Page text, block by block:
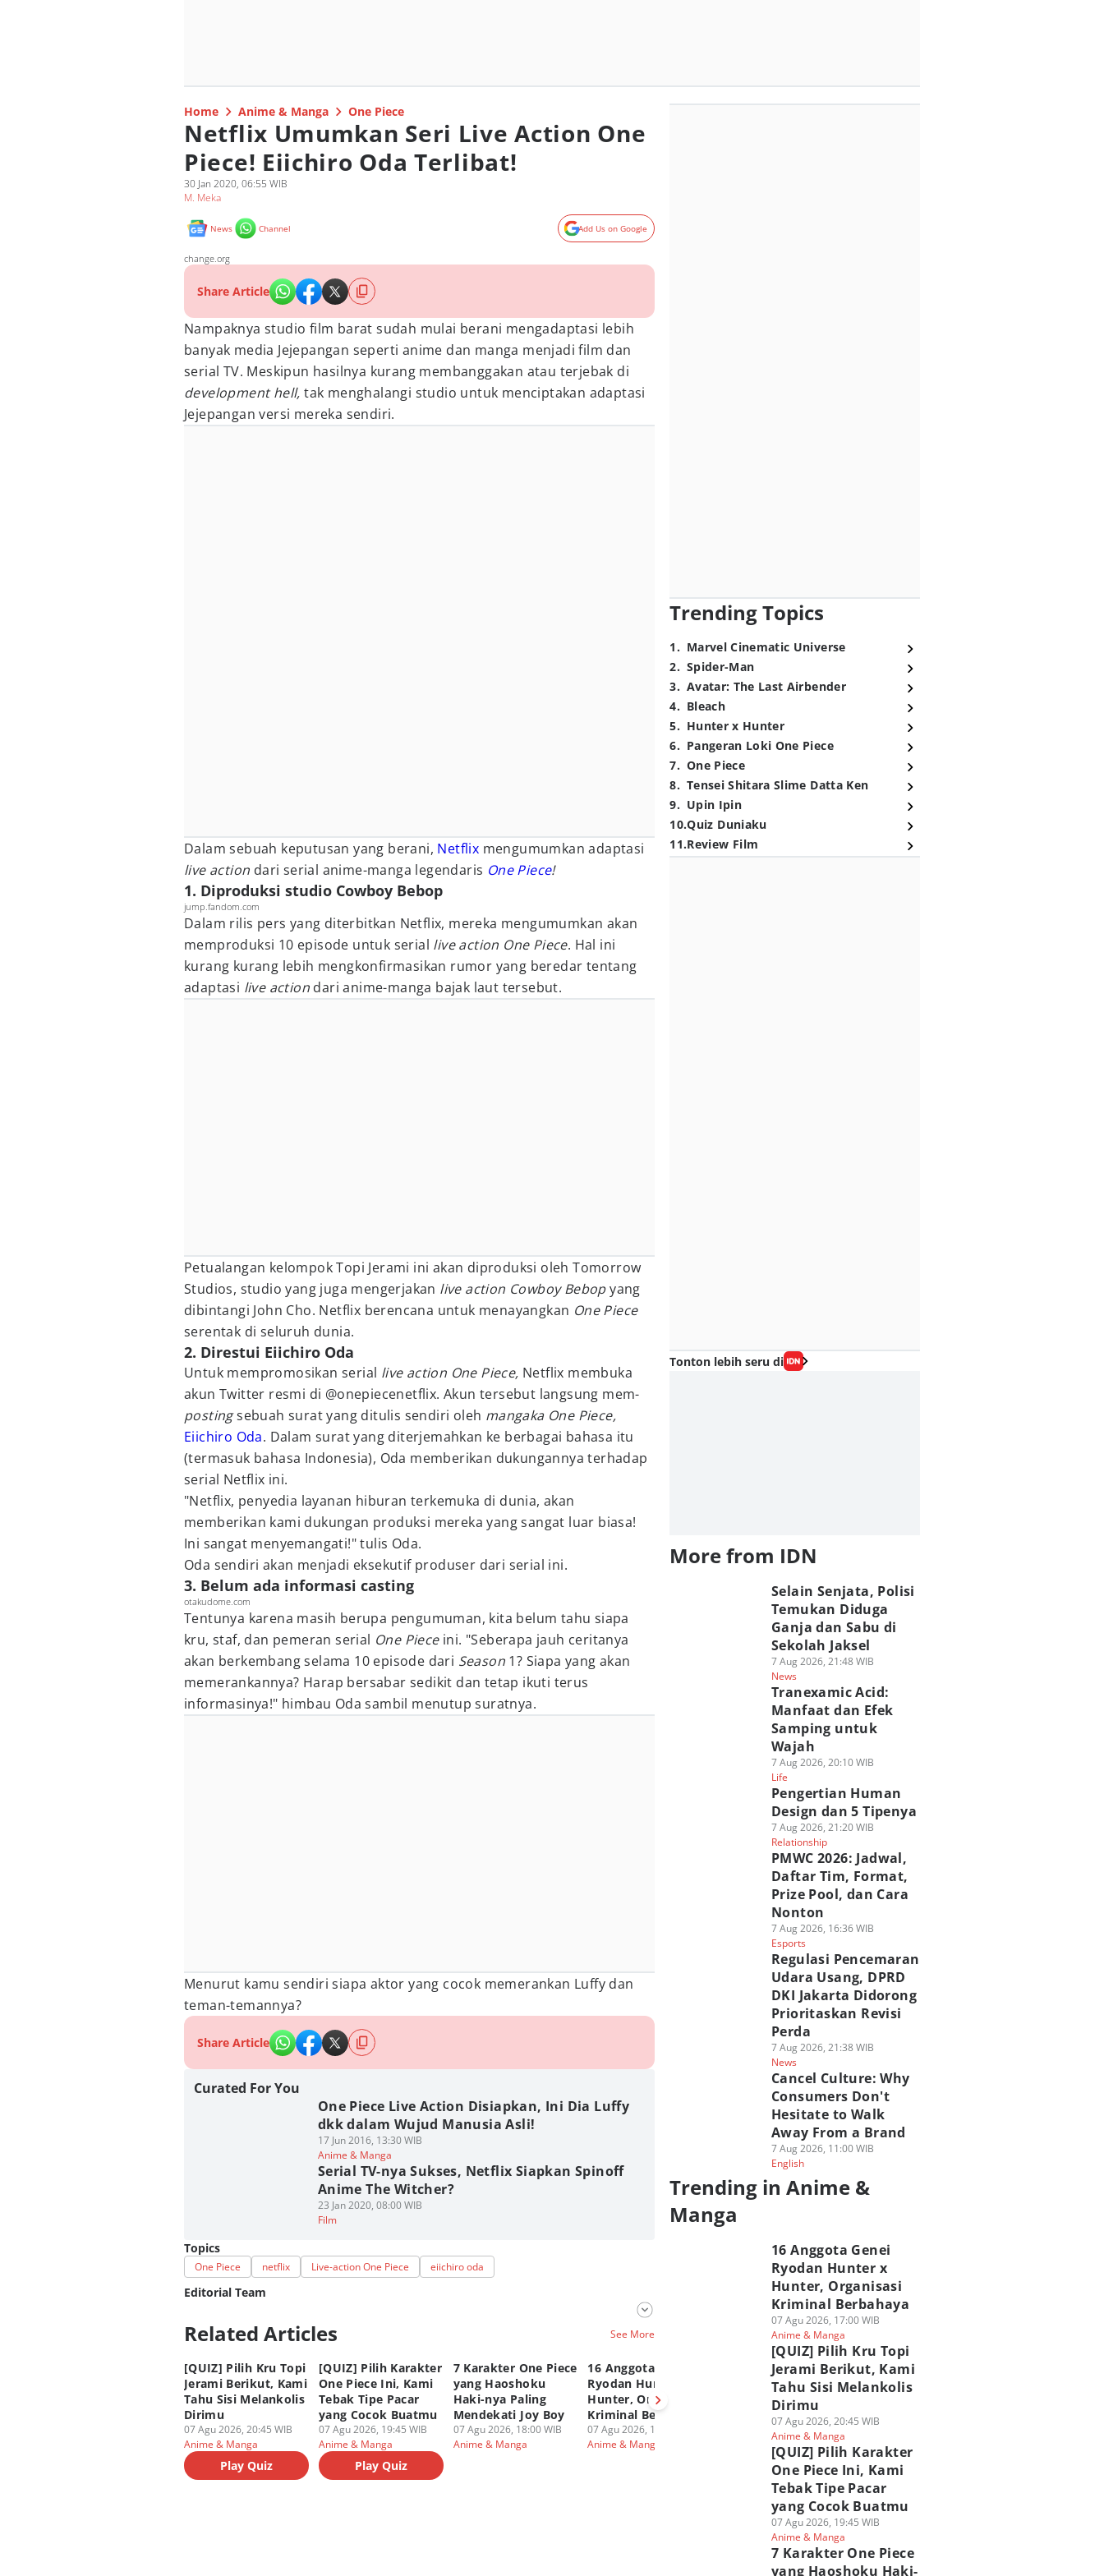
Home Anime & Manga One Piece
Netflix Umumkan Seri Live Action One
Piece! Eiichiro Oda Terlibat!
30 Jan 2020, 06:55 WIB
M. Meka
News Channel Add Us on Google
change.org
Share Article
Nampaknya studio film barat sudah mulai berani mengadaptasi lebih
banyak media Jejepangan seperti anime dan manga menjadi film dan
serial TV. Meskipun hasilnya kurang membanggakan atau terjebak di
development hell, tak menghalangi studio untuk menciptakan adaptasi
Jejepangan versi mereka sendiri.
Dalam sebuah keputusan yang berani, Netflix mengumumkan adaptasi
live action dari serial anime-manga legendaris One Piece!
1. Diproduksi studio Cowboy Bebop
jump.fandom.com
Dalam rilis pers yang diterbitkan Netflix, mereka mengumumkan akan
memproduksi 10 episode untuk serial live action One Piece. Hal ini
kurang kurang lebih mengkonfirmasikan rumor yang beredar tentang
adaptasi live action dari anime-manga bajak laut tersebut.
Petualangan kelompok Topi Jerami ini akan diproduksi oleh Tomorrow
Studios, studio yang juga mengerjakan live action Cowboy Bebopyang
dibintangi John Cho. Netflix berencana untuk menayangkan One Piece
serentak di seluruh dunia.
2. Direstui Eiichiro Oda
Untuk mempromosikan serial live action One Piece, Netflix membuka
akun Twitter resmi di @onepiecenetflix. Akun tersebut langsung mem-
postingsebuah surat yang ditulis sendiri oleh mangaka One Piece,
Eiichiro Oda. Dalam surat yang diterjemahkan ke berbagai bahasa itu
(termasuk bahasa Indonesia), Oda memberikan dukungannya terhadap
serial Netflix ini.
"Netflix, penyedia layanan hiburan terkemuka di dunia, akan
memberikan kami dukungan produksi mereka yang sangat luar biasa!
Ini sangat menyemangati!" tulis Oda.
Oda sendiri akan menjadi eksekutif produser dari serial ini.
3. Belum ada informasi casting
otakudome.com
Tentunya karena masih berupa pengumuman, kita belum tahu siapa
kru, staf, dan pemeran serial One Pieceini. "Seberapa jauh ceritanya
akan berkembang selama 10 episode dari Season 1? Siapa yang akan
memerankannya? Harap bersabar sedikit dan tetap ikuti terus
informasinya!" himbau Oda sambil menutup suratnya.
Menurut kamu sendiri siapa aktor yang cocok memerankan Luffy dan
teman-temannya?
Share Article
Curated For You
One Piece Live Action Disiapkan, Ini Dia Luffy
dkk dalam Wujud Manusia Asli!
17 Jun 2016, 13:30 WIB
Anime & Manga
Serial TV-nya Sukses, Netflix Siapkan Spinoff
Anime The Witcher?
23 Jan 2020, 08:00 WIB
Film
Topics
One Piece netflix Live-action One Piece eiichiro oda
Editorial Team
Editor
M. Meka
Editor
Fahrul Razi Uni Nurullah
Related Articles See More
[QUIZ] Pilih Kru Topi
Jerami Berikut, Kami
Tahu Sisi Melankolis
Dirimu
07 Agu 2026, 20:45 WIB
Anime & Manga
Play Quiz
[QUIZ] Pilih Karakter
One Piece Ini, Kami
Tebak Tipe Pacar
yang Cocok Buatmu
07 Agu 2026, 19:45 WIB
Anime & Manga
Play Quiz
7 Karakter One Piece
yang Haoshoku
Haki-nya Paling
Mendekati Joy Boy
07 Agu 2026, 18:00 WIB
Anime & Manga
16 Anggota Genei
Ryodan Hunter x
Hunter, Organisasi
Kriminal Berbahaya
07 Agu 2026, 17:00 WIB
Anime & Manga
6 Kekuatan Nen
yang Sederhana tapi
Kuat di Hunter x
07 Agu 2026, 16:00 WIB
Anime & Manga
Polls
3 Kemungkinan
Peningkatan
One Piece! Bisa
Lebih OP?
07 Agu 2026, 09:00 WIB
Anime & Manga
Trending Topics
1. Marvel Cinematic Universe
2. Spider-Man
3. Avatar: The Last Airbender
4. Bleach
5. Hunter x Hunter
6. Pangeran Loki One Piece
7. One Piece
8. Tensei Shitara Slime Datta Ken
9. Upin Ipin
10.Quiz Duniaku
11.Review Film
Tonton lebih seru di
More from IDN
Selain Senjata, Polisi
Temukan Diduga
Ganja dan Sabu di
Sekolah Jaksel
7 Aug 2026, 21:48 WIB
News
Tranexamic Acid:
Manfaat dan Efek
Samping untuk
Wajah
7 Aug 2026, 20:10 WIB
Life
Pengertian Human
Design dan 5 Tipenya
7 Aug 2026, 21:20 WIB
Relationship
PMWC 2026: Jadwal,
Daftar Tim, Format,
Prize Pool, dan Cara
Nonton
7 Aug 2026, 16:36 WIB
Esports
Regulasi Pencemaran
Udara Usang, DPRD
DKI Jakarta Didorong
Prioritaskan Revisi
Perda
7 Aug 2026, 21:38 WIB
News
Cancel Culture: Why
Consumers Don't
Hesitate to Walk
Away From a Brand
7 Aug 2026, 11:00 WIB
English
Trending in Anime &
Manga
16 Anggota Genei
Ryodan Hunter x
Hunter, Organisasi
Kriminal Berbahaya
07 Agu 2026, 17:00 WIB
Anime & Manga
[QUIZ] Pilih Kru Topi
Jerami Berikut, Kami
Tahu Sisi Melankolis
Dirimu
07 Agu 2026, 20:45 WIB
Anime & Manga
[QUIZ] Pilih Karakter
One Piece Ini, Kami
Tebak Tipe Pacar
yang Cocok Buatmu
07 Agu 2026, 19:45 WIB
Anime & Manga
7 Karakter One Piece
yang Haoshoku Haki-